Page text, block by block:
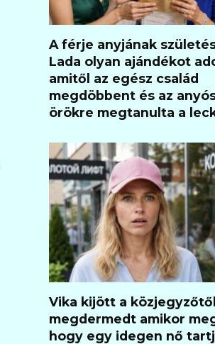
A férje anyjának
Lada olyan ajándékot
amitől az egész család
megdöbbent és az
örökre megtanulta a
Vika kijött a
megdermedt amikor
hogy egy idegen nő